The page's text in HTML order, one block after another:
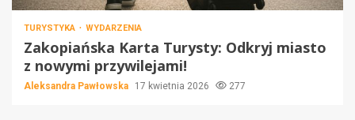
TURYSTYKA WYDARZENIA
Zakopiańska Karta Turysty: Odkryj miasto
z nowymi przywilejami!
Aleksandra Pawłowska 17 kwietnia 2026 277